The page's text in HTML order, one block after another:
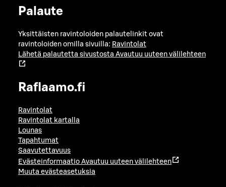
Palaute
Yksittäisten ravintoloiden palautelinkit ovat
ravintoloiden omilla sivuilla: Ravintolat
Lähetä palautetta sivustosta Avautuu uuteen välilehteen
Raflaamo.fi
Ravintolat
Ravintolat kartalla
Lounas
Tapahtumat
Saavutettavuus
Evästeinformaatio Avautuu uuteen välilehteen
Muuta evästeasetuksia